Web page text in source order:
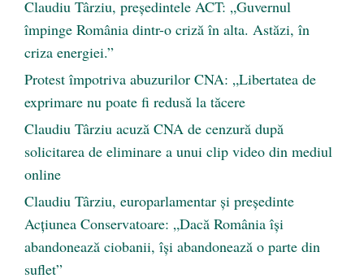
Claudiu Târziu, președintele ACT: „Guvernul
împinge România dintr-o criză în alta. Astăzi, în
criza energiei.”
Protest împotriva abuzurilor CNA: „Libertatea de
exprimare nu poate fi redusă la tăcere
Claudiu Târziu acuză CNA de cenzură după
solicitarea de eliminare a unui clip video din mediul
online
Claudiu Târziu, europarlamentar și președinte
Acțiunea Conservatoare: „Dacă România își
abandonează ciobanii, își abandonează o parte din
suflet”